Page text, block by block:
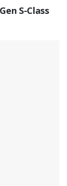
S-Class